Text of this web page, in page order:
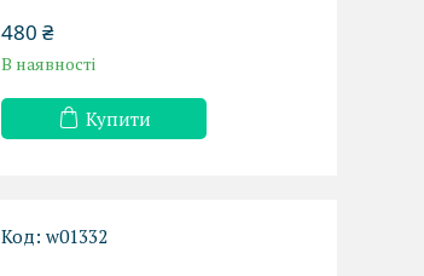
480 ₴
В наявності
Купити
w01332